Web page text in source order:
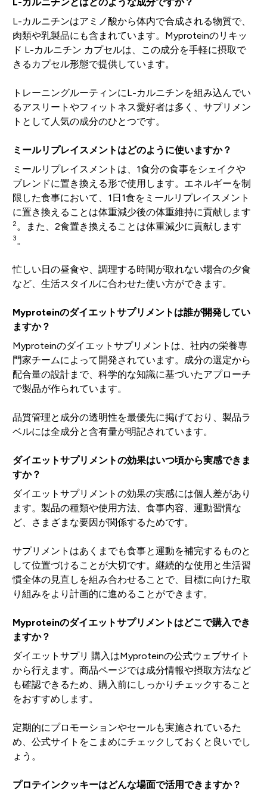
L-カルニチンとはどのような成分ですか？
L-カルニチンはアミノ酸から体内で合成される物質で、
肉類や乳製品にも含まれています。Myproteinのリキッ
ド L-カルニチン カプセルは、この成分を手軽に摂取で
きるカプセル形態で提供しています。
トレーニングルーティンにL-カルニチンを組み込んでい
るアスリートやフィットネス愛好者は多く、サプリメン
トとして人気の成分のひとつです。
ミールリプレイスメントはどのように使いますか？
ミールリプレイスメントは、1食分の食事をシェイクや
ブレンドに置き換える形で使用します。エネルギーを制
限した食事において、1日1食をミールリプレイスメント
に置き換えることは体重減少後の体重維持に貢献します
2。また、2食置き換えることは体重減少に貢献します
3 。
忙しい日の昼食や、調理する時間が取れない場合の夕食
など、生活スタイルに合わせた使い方ができます。
Myproteinのダイエットサプリメントは誰が開発してい
ますか？
Myproteinのダイエットサプリメントは、社内の栄養専
門家チームによって開発されています。成分の選定から
配合量の設計まで、科学的な知識に基づいたアプローチ
で製品が作られています。
品質管理と成分の透明性を最優先に掲げており、製品ラ
ベルには全成分と含有量が明記されています。
ダイエットサプリメントの効果はいつ頃から実感できま
すか？
ダイエットサプリメントの効果の実感には個人差があり
ます。製品の種類や使用方法、食事内容、運動習慣な
ど、さまざまな要因が関係するためです。
サプリメントはあくまでも食事と運動を補完するものと
して位置づけることが大切です。継続的な使用と生活習
慣全体の見直しを組み合わせることで、目標に向けた取
り組みをより計画的に進めることができます。
Myproteinのダイエットサプリメントはどこで購入でき
ますか？
ダイエットサプリ 購入はMyproteinの公式ウェブサイト
から行えます。商品ページでは成分情報や摂取方法など
も確認できるため、購入前にしっかりチェックすること
をおすすめします。
定期的にプロモーションやセールも実施されているた
め、公式サイトをこまめにチェックしておくと良いでし
ょう。
プロテインクッキーはどんな場面で活用できますか？